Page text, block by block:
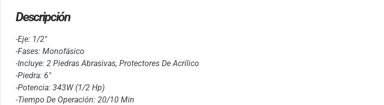
Descripción
-Eje: 1/2″
-Fases: Monofásico
-Incluye: 2 Piedras Abrasivas, Protectores De Acrílico
-Piedra: 6″
-Potencia: 343W (1/2 Hp)
-Tiempo De Operación: 20/10 Min